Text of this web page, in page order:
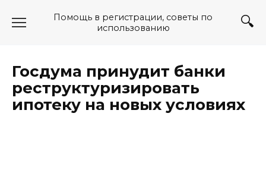
Помощь в регистрации, советы по
использованию
Госдума принудит банки
реструктуризировать
ипотеку на новых условиях